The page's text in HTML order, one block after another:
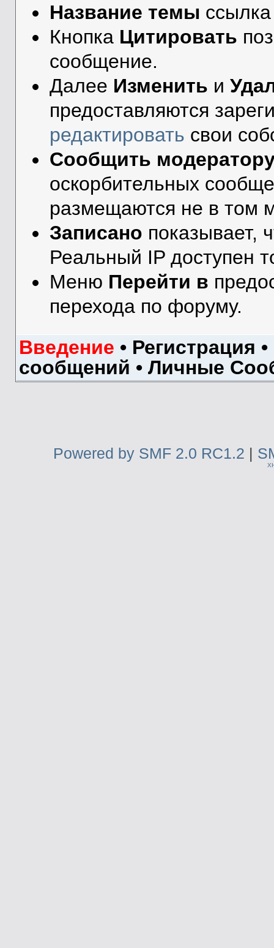
Название темы
Кнопка Цитировать
сообщение.
Далее Изменить и
предоставляются
редактировать свои
Сообщить
оскорбительных
размещаются не в том
Записано показывает,
Реальный IP доступен
Меню Перейти в
перехода по форуму.
Введение • Регистрация •
сообщений • Личные
Powered by SMF 2.0 RC1.2 |